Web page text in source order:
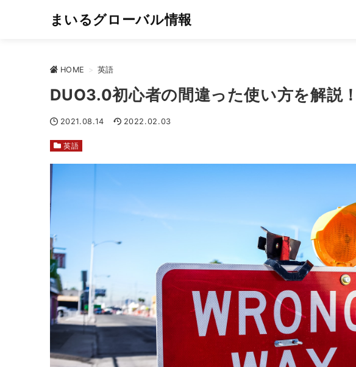
まいるグローバル情報
HOME > 英語
DUO3.0初心者の間違った使い方を解説
2021.08.14 2022.02.03
英語